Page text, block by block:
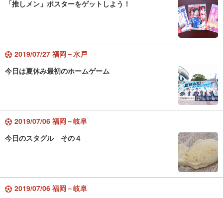
「推しメン」ポスターをゲットしよう！
2019/07/27 福岡－水戸
今日は夏休み最初のホームゲーム
2019/07/06 福岡－岐阜
今日のスタグル その４
2019/07/06 福岡－岐阜